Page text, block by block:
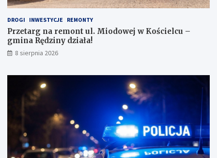
!
DROGI INWESTYCJE REMONTY
Przetarg na remont ul. Miodowej w Kościelcu –
gmina Rędziny działa!
8 sierpnia 2026